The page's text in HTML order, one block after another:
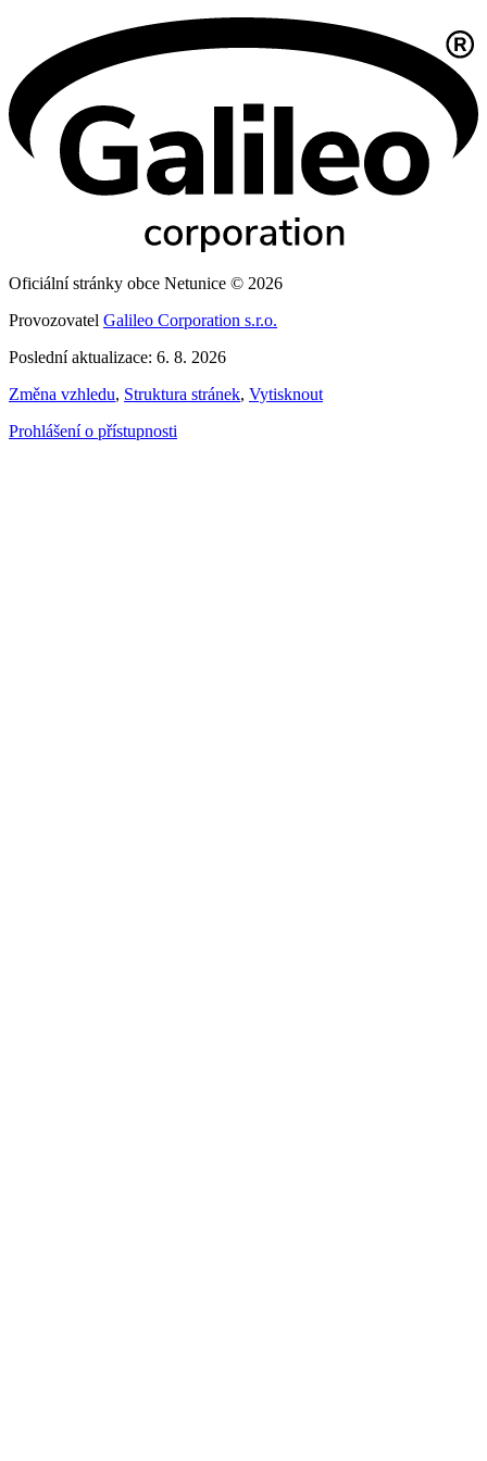
Oficiální stránky obce Netunice © 2026
Provozovatel Galileo Corporation s.r.o.
Poslední aktualizace: 6. 8. 2026
Změna vzhledu, Struktura stránek, Vytisknout
Prohlášení o přístupnosti